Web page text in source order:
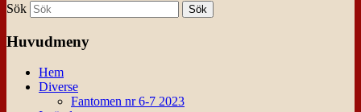
Sök
Huvudmeny
Hem
Diverse
Fantomen nr 6-7 2023